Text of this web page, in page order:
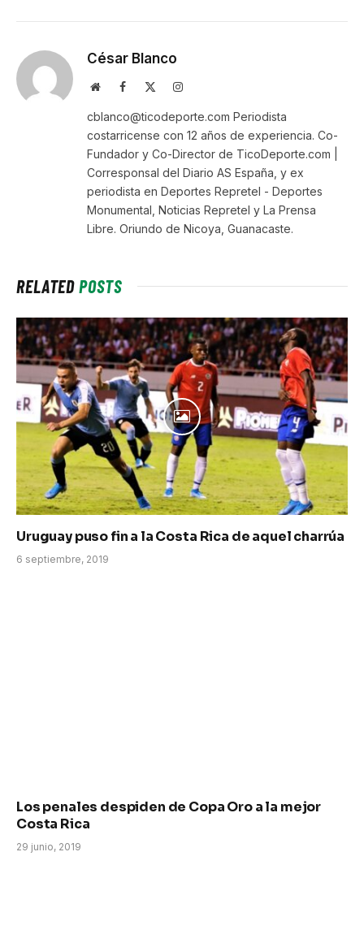
César Blanco
WebsiteFacebook Instagram
cblanco@ticodeporte.com Periodista
costarricense con 12 años de experiencia. Co-
Fundador y Co-Director de TicoDeporte.com |
Corresponsal del Diario AS España, y ex
periodista en Deportes Repretel - Deportes
Monumental, Noticias Repretel y La Prensa
Libre. Oriundo de Nicoya, Guanacaste.
RELATEDPOSTS
Uruguay puso fin a la Costa Rica de aquel charrúa
6 septiembre, 2019
Los penales despiden de Copa Oro a la mejor
Costa Rica
29 junio, 2019